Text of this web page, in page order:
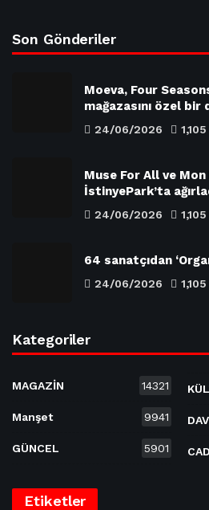
Son Gönderiler
Moeva, Four
mağazasını özel bir
24/06/2026 1,105
Muse For All ve Mon
İstinyePark’ta
24/06/2026 1,105
64 sanatçıdan ‘Organ
24/06/2026 1,105
Kategoriler
MAGAZİN 14321
Manşet 9941
GÜNCEL 5901
Etiketler